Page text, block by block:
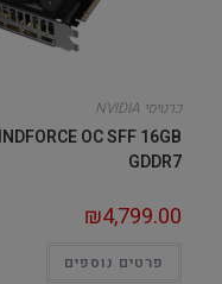
כרטיסי NVIDIA
OC SFF 16GB
GDDR7
₪4,799.00
פרטים נוספים